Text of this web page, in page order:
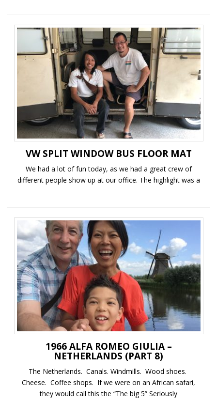
VW SPLIT WINDOW BUS FLOOR MAT
We had a lot of fun today, as we had a great crew of
different people show up at our office. The highlight was a
1966 ALFA ROMEO GIULIA –
NETHERLANDS (PART 8)
The Netherlands. Canals. Windmills. Wood shoes.
Cheese. Coffee shops. If we were on an African safari,
they would call this the “The big 5” Seriously